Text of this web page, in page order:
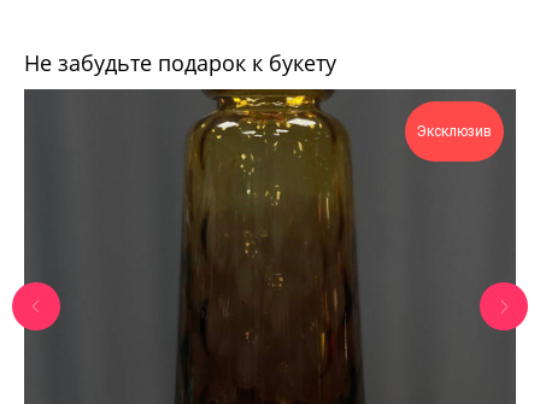
Не забудьте подарок к букету
Эксклюзив